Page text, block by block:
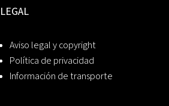
LEGAL
Aviso legal y copyright
Política de privacidad
Información de transporte